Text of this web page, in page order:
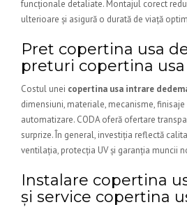
funcționale detaliate. Montajul corect
ulterioare și asigură o durată de viață
Pret copertina usa
preturi copertina usa
Costul unei copertina usa intrare
dimensiuni, materiale, mecanisme,
automatizare. CODA oferă ofertare
surprize. În general, investiția reflectă
ventilația, protecția UV și garanția muncii
Instalare copertina
și service copertina